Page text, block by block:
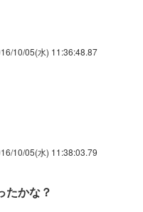
10/05(水) 11:36:48.87
10/05(水) 11:38:03.79
たかな？